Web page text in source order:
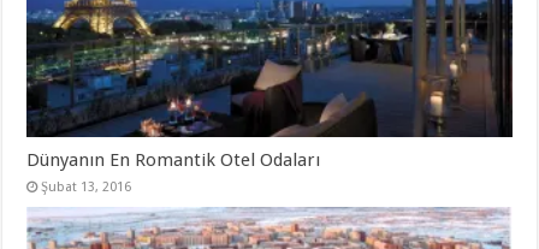
Dünyanın En Romantik Otel Odaları
Şubat 13, 2016